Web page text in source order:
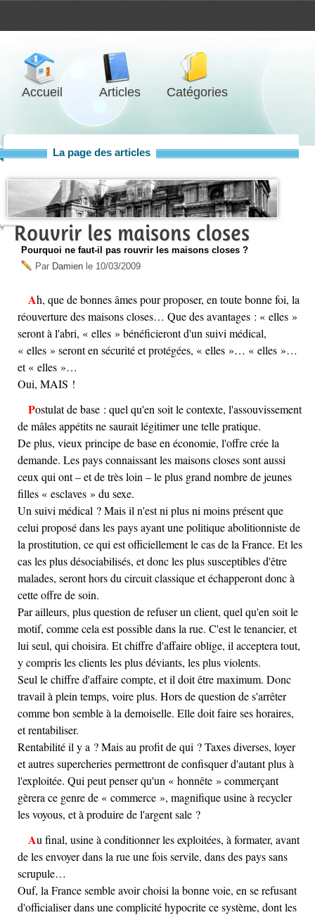
Accueil Articles Catégories
La page des articles
Rouvrir les maisons closes
Pourquoi ne faut-il pas rouvrir les maisons closes ?
Par Damien le 10/03/2009
Ah, que de bonnes âmes pour proposer, en toute bonne foi, la
réouverture des maisons closes… Que des avantages : « elles »
seront à l'abri, « elles » bénéficieront d'un suivi médical,
« elles » seront en sécurité et protégées, « elles »… « elles »…
et « elles »…
Oui, MAIS !
Postulat de base : quel qu'en soit le contexte, l'assouvissement
de mâles appétits ne saurait légitimer une telle pratique.
De plus, vieux principe de base en économie, l'offre crée la
demande. Les pays connaissant les maisons closes sont aussi
ceux qui ont – et de très loin – le plus grand nombre de jeunes
filles « esclaves » du sexe.
Un suivi médical ? Mais il n'est ni plus ni moins présent que
celui proposé dans les pays ayant une politique abolitionniste de
la prostitution, ce qui est officiellement le cas de la France. Et les
cas les plus désociabilisés, et donc les plus susceptibles d'être
malades, seront hors du circuit classique et échapperont donc à
cette offre de soin.
Par ailleurs, plus question de refuser un client, quel qu'en soit le
motif, comme cela est possible dans la rue. C'est le tenancier, et
lui seul, qui choisira. Et chiffre d'affaire oblige, il acceptera tout,
y compris les clients les plus déviants, les plus violents.
Seul le chiffre d'affaire compte, et il doit être maximum. Donc
travail à plein temps, voire plus. Hors de question de s'arrêter
comme bon semble à la demoiselle. Elle doit faire ses horaires,
et rentabiliser.
Rentabilité il y a ? Mais au profit de qui ? Taxes diverses, loyer
et autres supercheries permettront de confisquer d'autant plus à
l'exploitée. Qui peut penser qu'un « honnête » commerçant
gèrera ce genre de « commerce », magnifique usine à recycler
les voyous, et à produire de l'argent sale ?
Au final, usine à conditionner les exploitées, à formater, avant
de les envoyer dans la rue une fois servile, dans des pays sans
scrupule…
Ouf, la France semble avoir choisi la bonne voie, en se refusant
d'officialiser dans une complicité hypocrite ce système, dont les